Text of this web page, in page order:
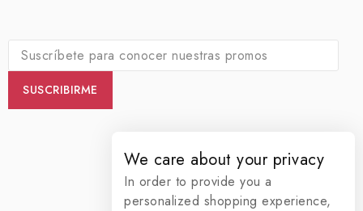
We care about your privacy
In order to provide you a
personalized shopping experience,